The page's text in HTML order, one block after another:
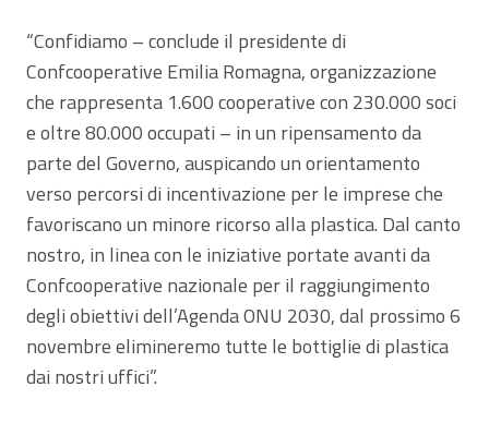
“Confidiamo – conclude il presidente di
Confcooperative Emilia Romagna, organizzazione
che rappresenta 1.600 cooperative con 230.000 soci
e oltre 80.000 occupati – in un ripensamento da
parte del Governo, auspicando un orientamento
verso percorsi di incentivazione per le imprese che
favoriscano un minore ricorso alla plastica. Dal canto
nostro, in linea con le iniziative portate avanti da
Confcooperative nazionale per il raggiungimento
degli obiettivi dell’Agenda ONU 2030, dal prossimo 6
novembre elimineremo tutte le bottiglie di plastica
dai nostri uffici”.